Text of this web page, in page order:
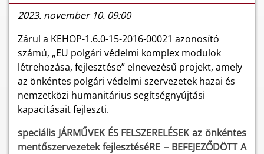
2023. november 10. 09:00
Zárul a KEHOP-1.6.0-15-2016-00021 azonosító
számú, „EU polgári védelmi komplex modulok
létrehozása, fejlesztése” elnevezésű projekt, amely
az önkéntes polgári védelmi szervezetek hazai és
nemzetközi humanitárius segítségnyújtási
kapacitásait fejleszti.
speciális JÁRMŰVEK ÉS FELSZERELÉSEK az önkéntes
mentőszervezetek fejlesztéséRE – BEFEJEZŐDÖTT A